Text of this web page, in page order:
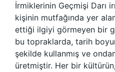
İrmiklerinin Geçmişi Darı
kişinin mutfağında yer
ettiği ilgiyi görmeyen bir
bu topraklarda, tarih
şekilde kullanmış ve
üretmiştir. Her bir